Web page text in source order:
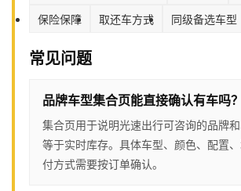
保险保障
取还车方式 同级备选车型
常见问题
品牌车型集合页能直接确认有车吗？
集合页用于说明光速出行可咨询的品牌
等于实时库存。具体车型、颜色、配置
付方式需要按订单确认。